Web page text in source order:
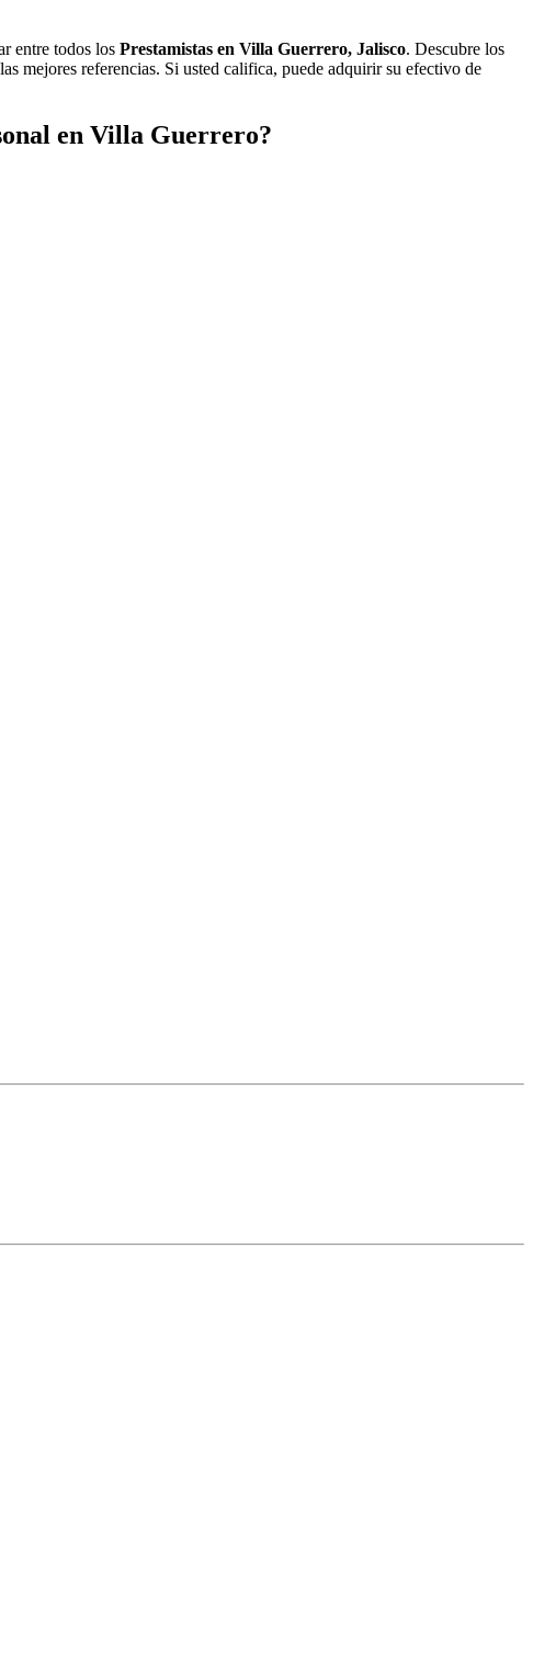
entre todos los Prestamistas en Villa Guerrero, Jalisco. Descubre los
mejores referencias. Si usted califica, puede adquirir su efectivo de
en Villa Guerrero?